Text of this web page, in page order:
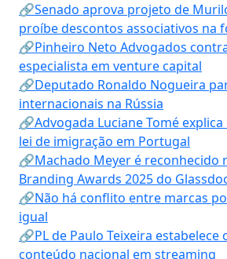
🔗Senado aprova projeto de
proíbe descontos associativos na
🔗Pinheiro Neto Advogados
especialista em venture capital
🔗Deputado Ronaldo Nogueira
internacionais na Rússia
🔗Advogada Luciane Tomé
lei de imigração em Portugal
🔗Machado Meyer é reconhecido
Branding Awards 2025 do
🔗Não há conflito entre marcas
igual
🔗PL de Paulo Teixeira estabelece
conteúdo nacional em streaming